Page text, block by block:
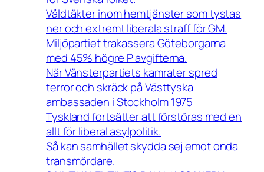
Våldtäkter inom hemtjänster som tystas
ner och extremt liberala straff för GM.
Miljöpartiet trakassera Göteborgarna
med 45% högre P avgifterna.
När Vänsterpartiets kamrater spred
terror och skräck på Västtyska
ambassaden i Stockholm 1975
Tyskland fortsätter att förstöras med en
allt för liberal asylpolitik.
Så kan samhället skydda sej emot onda
transmördare.